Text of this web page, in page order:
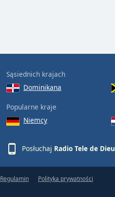
Sąsiednich krajach
Dominikana
Popularne kraje
Niemcy
Posłuchaj Radio Tele de Dieu
Regulamin Polityka prywatności